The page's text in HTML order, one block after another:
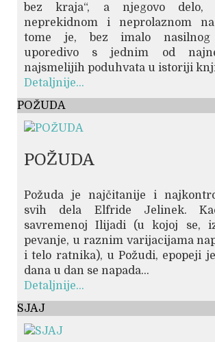
bez kraja“, a njegovo
neprekidnom i neprolaznom
tome je, bez imalo nasilnog
uporedivo s jednim od
najsmelijih poduhvata u istoriji
Detaljnije...
POŽUDA
POŽUDA
Požuda je najčitanije i
svih dela Elfride Jelinek.
savremenoj Ilijadi (u kojoj se,
pevanje, u raznim varijacijama
i telo ratnika), u Požudi, epopeji
dana u dan se napada...
Detaljnije...
SJAJ